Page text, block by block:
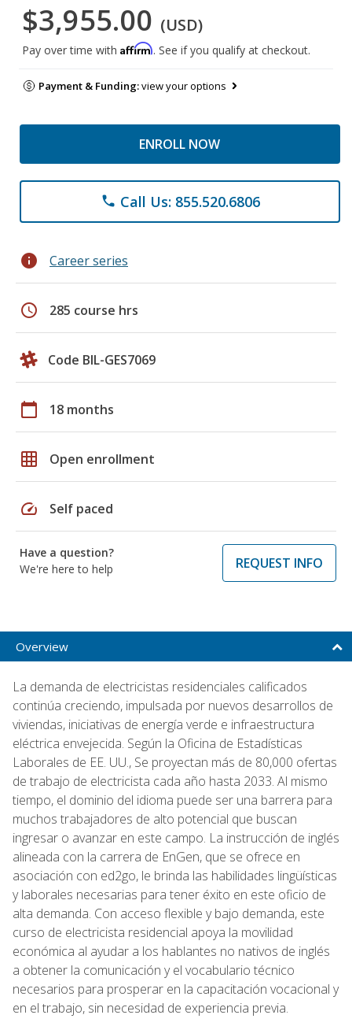
$3,955.00 (USD)
Pay over time with Affirm. See if you qualify at checkout.
Payment & Funding:view your options
ENROLL NOW
phone Call Us: 855.520.6806
info Career series
schedule 285 course hrs
Code BIL-GES7069
calendar_today 18 months
grid_on Open enrollment
speed Self paced
Have a question?
We're here to help
REQUEST INFO
Overview
La demanda de electricistas residenciales calificados
continúa creciendo, impulsada por nuevos desarrollos de
viviendas, iniciativas de energía verde e infraestructura
eléctrica envejecida. Según la Oficina de Estadísticas
Laborales de EE. UU., Se proyectan más de 80,000 ofertas
de trabajo de electricista cada año hasta 2033. Al mismo
tiempo, el dominio del idioma puede ser una barrera para
muchos trabajadores de alto potencial que buscan
ingresar o avanzar en este campo. La instrucción de inglés
alineada con la carrera de EnGen, que se ofrece en
asociación con ed2go, le brinda las habilidades lingüísticas
y laborales necesarias para tener éxito en este oficio de
alta demanda. Con acceso flexible y bajo demanda, este
curso de electricista residencial apoya la movilidad
económica al ayudar a los hablantes no nativos de inglés
a obtener la comunicación y el vocabulario técnico
necesarios para prosperar en la capacitación vocacional y
en el trabajo, sin necesidad de experiencia previa.